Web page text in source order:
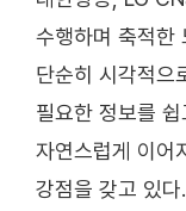
수행하며 축적한
단순히 시각적으
필요한 정보를
자연스럽게 이어
강점을 갖고 있